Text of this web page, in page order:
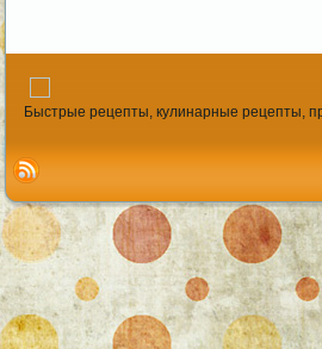
Быстрые рецепты, кулинарные рецепты,